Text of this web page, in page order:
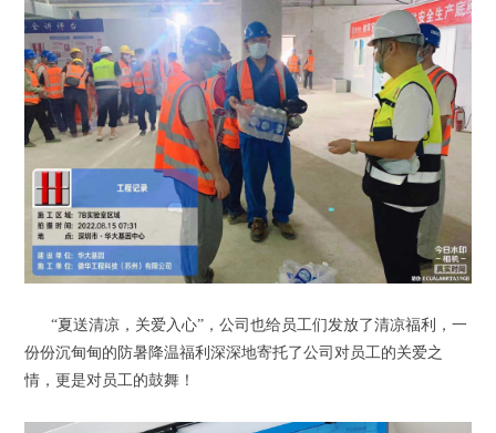
“夏送清凉，关爱入心”，公司也给员工们发放了清凉福利，一
份份沉甸甸的防暑降温福利深深地寄托了公司对员工的关爱之
情，更是对员工的鼓舞！